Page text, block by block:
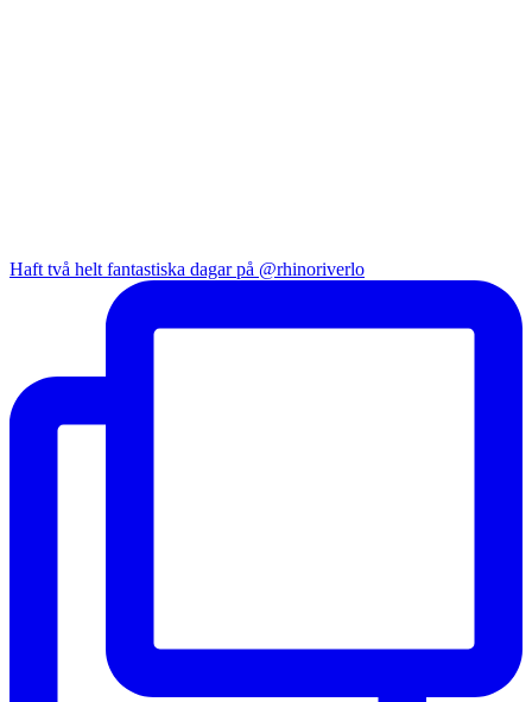
Haft två helt fantastiska dagar på @rhinoriverlo